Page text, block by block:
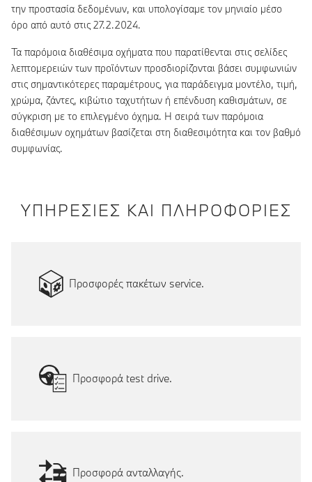
την προστασία δεδομένων, και υπολογίσαμε τον μηνιαίο μέσο
όρο από αυτό στις 27.2.2024.
Τα παρόμοια διαθέσιμα οχήματα που παρατίθενται στις σελίδες
λεπτομερειών των προϊόντων προσδιορίζονται βάσει συμφωνιών
στις σημαντικότερες παραμέτρους, για παράδειγμα μοντέλο, τιμή,
χρώμα, ζάντες, κιβώτιο ταχυτήτων ή επένδυση καθισμάτων, σε
σύγκριση με το επιλεγμένο όχημα. Η σειρά των παρόμοια
διαθέσιμων οχημάτων βασίζεται στη διαθεσιμότητα και τον βαθμό
συμφωνίας.
ΥΠΗΡΕΣΙΕΣ ΚΑΙ ΠΛΗΡΟΦΟΡΙΕΣ
Προσφορές πακέτων service.
Προσφορά test drive.
Προσφορά ανταλλαγής.